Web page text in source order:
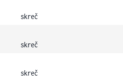
skreč
skreč
skreč